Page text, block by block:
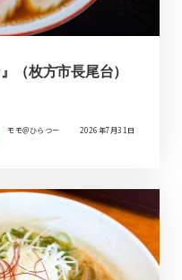
（枚方市長尾台）
モモ＠ひらつー 2026年7月31日